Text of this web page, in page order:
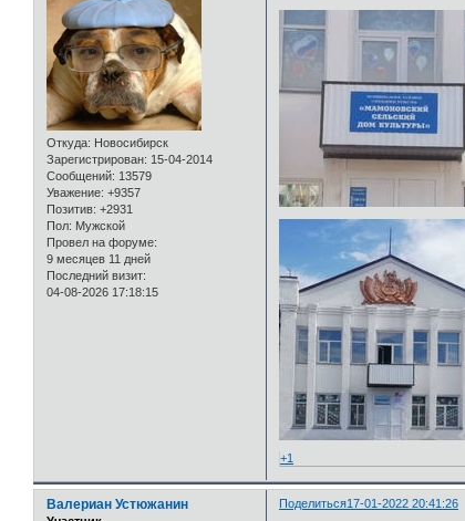
Откуда: Новосибирск
Зарегистрирован: 15-04-2014
Сообщений: 13579
Уважение: +9357
Позитив: +2931
Пол: Мужской
Провел на форуме:
9 месяцев 11 дней
Последний визит:
04-08-2026 17:18:15
+1
Поделиться17-01-2022 20:41:26
Валериан Устюжанин